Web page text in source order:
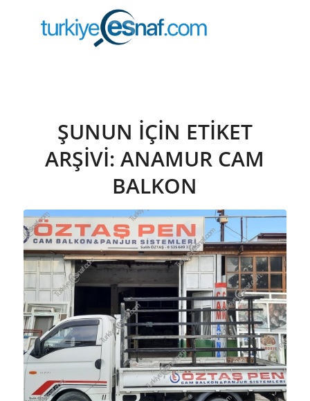
ŞUNUN IÇIN ETIKET
ARŞIVI:ANAMUR CAM
BALKON